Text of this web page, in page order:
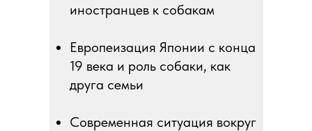
иностранцев к собакам
Европеизация Японии с конца
19 века и роль собаки, как
друга семьи
Современная ситуация вокруг